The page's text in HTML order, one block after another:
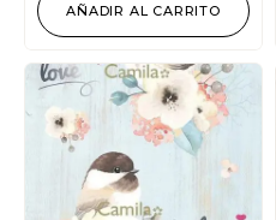
AÑADIR AL CARRITO